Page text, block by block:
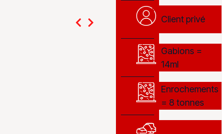
Client privé
Gabions =
14ml
Enrochements
= 8 tonnes